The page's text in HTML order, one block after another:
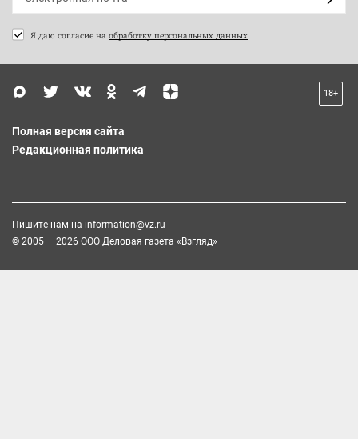
Я даю согласие на обработку персональных данных
18+
Полная версия сайта
Редакционная политика
Пишите нам на information@vz.ru
© 2005 — 2026 ООО Деловая газета «Взгляд»